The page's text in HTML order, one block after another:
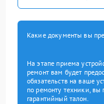
Какие документы вы
На этапе приема
ремонт вам будет
обязательств на ваше
по ремонту техники, вы
гарантийный талон.